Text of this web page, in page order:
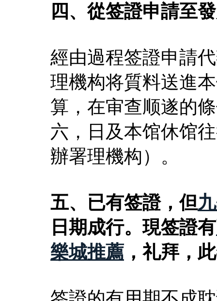
四、從签證申請至
經由過程签證申請
理機构将質料送進
算，在审查顺遂的
六，日及本馆休馆
辦署理機构）。
五、已有签證，但
日期成行。現签證有
樂城推薦 ，礼拜，